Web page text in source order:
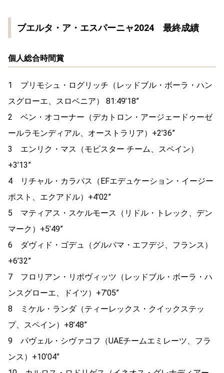
ブエルタ・ア・エスパーニャ2024 最終成績
個人総合時間賞
1 プリモシュ・ログリッチ（レッドブル・ボーラ・ハン
スグローエ、スロベニア） 81:49’18”
2 ベン・オコーナー（デカトロン・アージェードゥーゼ
ールラモンディアル、オーストラリア）+2’36”
3 エンリク・マス（モビスター チーム、スペイン）
+3’13”
4 リチャル・カラパス（EFエデュケーション・イージー
ポスト、エクアドル）+4’02”
5 マティアス・スケルモース（リドル・トレック、デン
マーク）+5’49”
6 ダヴィド・ゴデュ（グルパマ・エフデジ、フランス）
+6’32”
7 フロリアン・リポヴィッツ（レッドブル・ボーラ・ハ
ンスグローエ、ドイツ）+7’05”
8 ミケル・ランダ（ティーレックス・クイックステッ
プ、スペイン）+8’48”
9 パヴェル・シヴァコフ（UAEチームエミレーツ、フラ
ンス）+10’04”